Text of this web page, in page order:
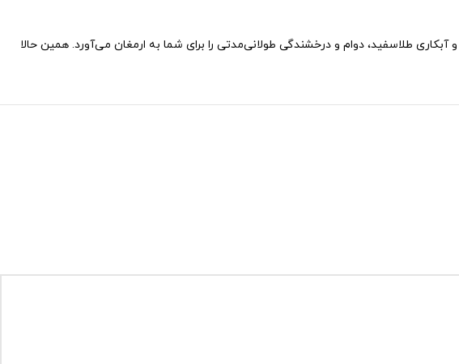
طلاسفید، دوام و درخشندگی طولانی‌مدتی را برای شما به ارمغان می‌آورد. همین حالا